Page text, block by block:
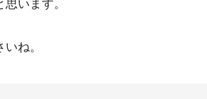
思います。
ね。